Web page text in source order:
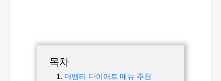
목차
더벤티 다이어트 메뉴 추천